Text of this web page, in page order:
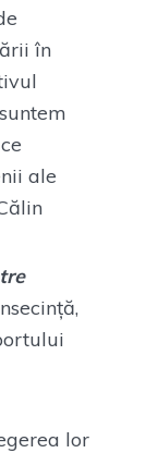
în
ale
lor